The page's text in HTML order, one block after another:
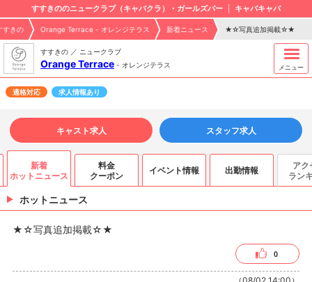
すすきののニュークラブ（キャバクラ）・ガールズバー キャバキャバ
すきの Orange Terrace - オレンジテラス 新着ニュース ★☆写真追加掲載☆★
すすきの ／ ニュークラブ
Orange Terrace - オレンジテラス メニュー
適格対応 求人情報あり
キャスト求人 スタッフ求人
新着
ホットニュース
料金
クーポン
イベント情報 出勤情報
アク
ラン
ホットニュース
★☆写真追加掲載☆★
0